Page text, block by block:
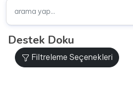
Destek Doku
Filtreleme Seçenekleri